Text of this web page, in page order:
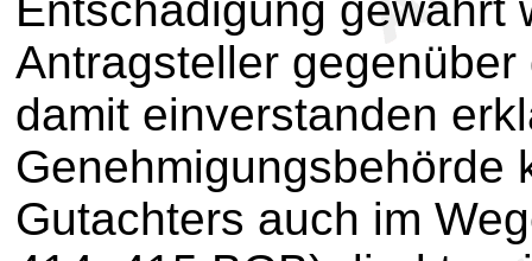
Antragsteller
damit einverstanden
Genehmigungsbehörde
Gutachters auch im